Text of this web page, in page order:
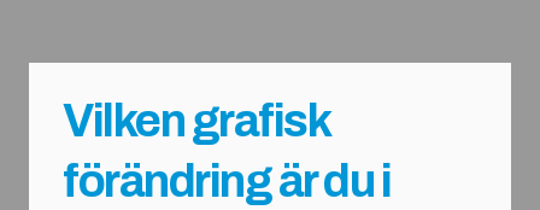
Vilken grafisk
förändring är du i